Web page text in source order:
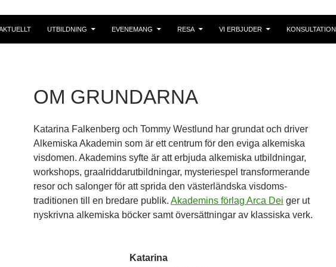
UTBILDNING EVENEMANG RESA VI ERBJUDER KONSULTATION
OM GRUNDARNA
Katarina Falkenberg och Tommy Westlund har grundat och driver
Alkemiska Akademin som är ett centrum för den eviga alkemiska
visdomen. Akademins syfte är att erbjuda alkemiska utbildningar,
workshops, graalriddarutbildningar, mysteriespel transformerande
resor och salonger för att sprida den västerländska visdoms­
traditionen till en bredare publik. Akademins förlag Arca Dei ger ut
nyskrivna alkemiska böcker samt översättningar av klassiska verk.
Katarina